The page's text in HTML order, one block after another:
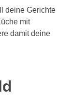
deine Gerichte
mit
damit deine